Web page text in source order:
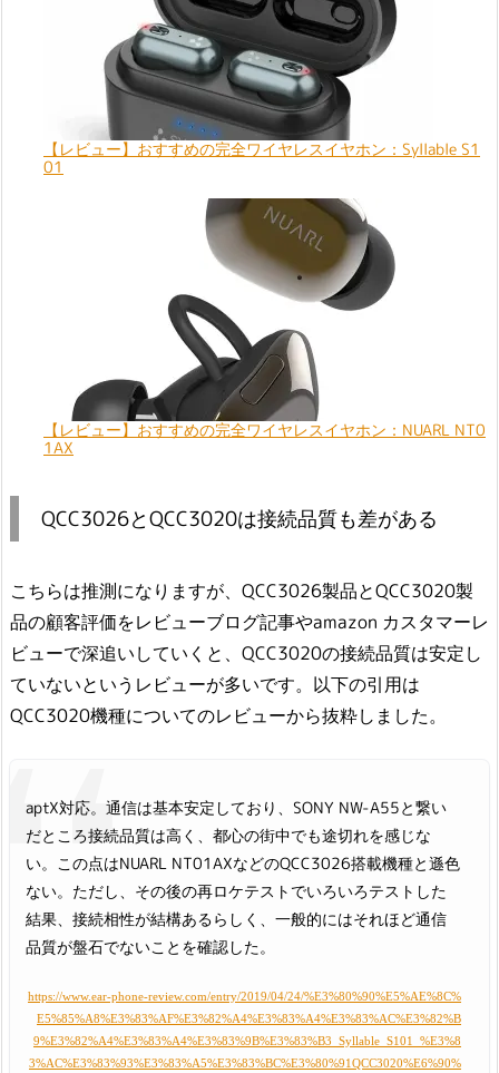
【レビュー】おすすめの完全ワイヤレスイヤホン：Syllable S1
01
【レビュー】おすすめの完全ワイヤレスイヤホン：NUARL NT0
1AX
QCC3026とQCC3020は接続品質も差がある
こちらは推測になりますが、QCC3026製品とQCC3020製
品の顧客評価をレビューブログ記事やamazon カスタマーレ
ビューで深追いしていくと、QCC3020の接続品質は安定し
ていないというレビューが多いです。以下の引用は
QCC3020機種についてのレビューから抜粋しました。
aptX対応。通信は基本安定しており、SONY NW-A55と繋い
だところ接続品質は高く、都心の街中でも途切れを感じな
い。この点はNUARL NT01AXなどのQCC3026搭載機種と遜色
ない。ただし、その後の再ロケテストでいろいろテストした
結果、接続相性が結構あるらしく、一般的にはそれほど通信
品質が盤石でないことを確認した。
https://www.ear-phone-review.com/entry/2019/04/24/%E3%80%90%E5%AE%8C%
E5%85%A8%E3%83%AF%E3%82%A4%E3%83%A4%E3%83%AC%E3%82%B
9%E3%82%A4%E3%83%A4%E3%83%9B%E3%83%B3_Syllable_S101_%E3%8
3%AC%E3%83%93%E3%83%A5%E3%83%BC%E3%80%91QCC3020%E6%90%